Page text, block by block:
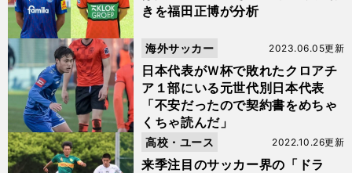
きを福田正博が分析
日本代表がＷ杯で敗れたクロアチ
ア１部にいる元世代別日本代表
「不安だったので契約書をめちゃ
くちゃ読んだ」
2023.06.05更新
海外サッカー
来季注目のサッカー界の「ドラ
2022.10.26更新
高校・ユース